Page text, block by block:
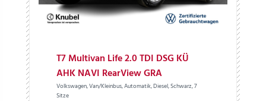
T7 Multivan Life 2.0 TDI DSG KÜ
AHK NAVI RearView GRA
Volkswagen, Van/Kleinbus, Automatik, Diesel, Schwarz, 7
Sitze